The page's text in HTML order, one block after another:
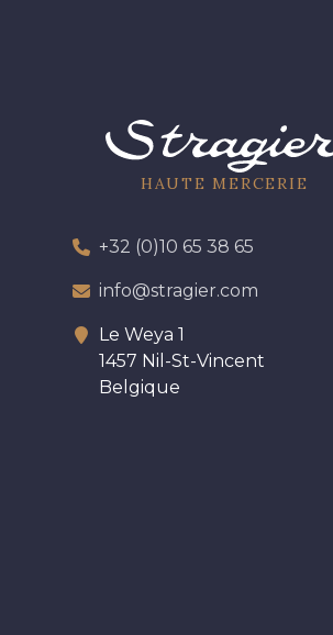
HAUTE MERCERIE
+32 (0)10 65 38 65
info@stragier.com
Le Weya 1
1457 Nil-St-Vincent
Belgique